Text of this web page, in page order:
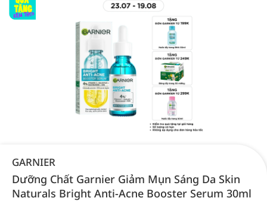
GARNIER
Dưỡng Chất Garnier Giảm Mụn Sáng Da Skin
Naturals Bright Anti-Acne Booster Serum 30ml